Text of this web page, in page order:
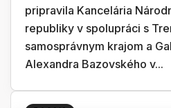
pripravila Kancelária
republiky v spolupráci s
samosprávnym krajom a
Alexandra Bazovského v...